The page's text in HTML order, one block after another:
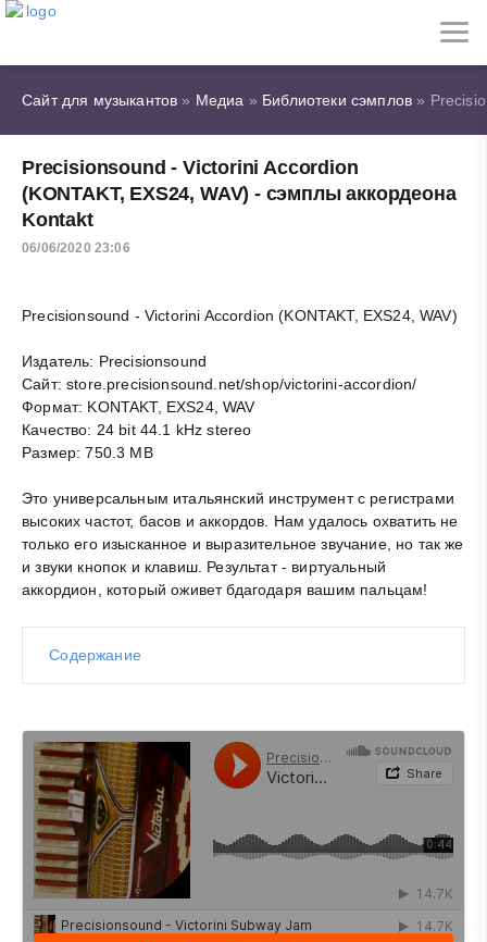
Сайт для музыкантов » Медиа » Библиотеки сэмплов »
Precisionsound - Victorini Accordion
(KONTAKT, EXS24, WAV) - сэмплы аккордеона
Kontakt
06/06/2020 23:06
Precisionsound - Victorini Accordion (KONTAKT, EXS24, WAV)
Издатель: Precisionsound
Сайт: store.precisionsound.net/shop/victorini-accordion/
Формат: KONTAKT, EXS24, WAV
Качество: 24 bit 44.1 kHz stereo
Размер: 750.3 MB
Это универсальным итальянский инструмент с регистрами
высоких частот, басов и аккордов. Нам удалось охватить не
только его изысканное и выразительное звучание, но так же
и звуки кнопок и клавиш. Результат - виртуальный
аккордион, который оживет бдагодаря вашим пальцам!
Содержание